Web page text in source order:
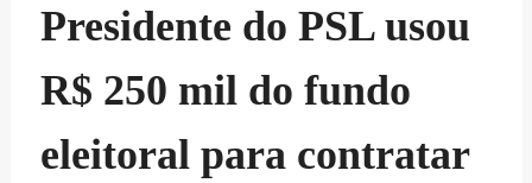
Presidente do PSL usou
R$ 250 mil do fundo
eleitoral para contratar